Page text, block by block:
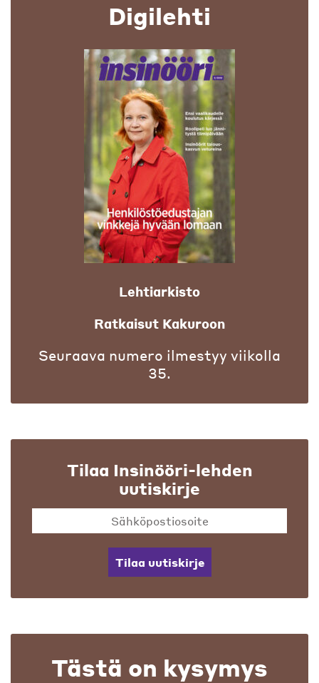
Digilehti
Lehtiarkisto
Ratkaisut Kakuroon
Seuraava numero ilmestyy viikolla
35.
Tilaa Insinööri-lehden
uutiskirje
Tilaa uutiskirje
Tästä on kysymys